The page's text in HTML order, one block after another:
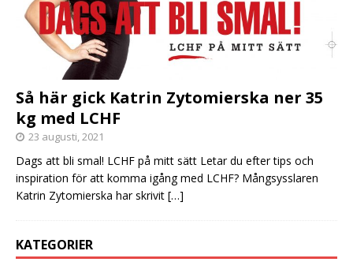
Så här gick Katrin Zytomierska ner 35
kg med LCHF
23 augusti, 2021
Dags att bli smal! LCHF på mitt sätt Letar du efter tips och
inspiration för att komma igång med LCHF? Mångsysslaren
Katrin Zytomierska har skrivit […]
KATEGORIER